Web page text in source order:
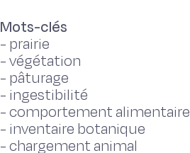
Mots-clés
- prairie
-végétation
- pâturage
- ingestibilité
-comportement alimentaire
- inventaire botanique
-chargement animal